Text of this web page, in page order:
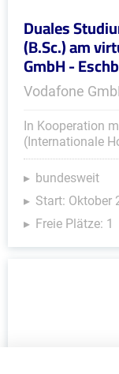
Duales
(B.Sc.) am
GmbH -
Vodafone
In Kooperation
(Internationale
bundesweit
Start: Oktober
Freie Plätze: 1